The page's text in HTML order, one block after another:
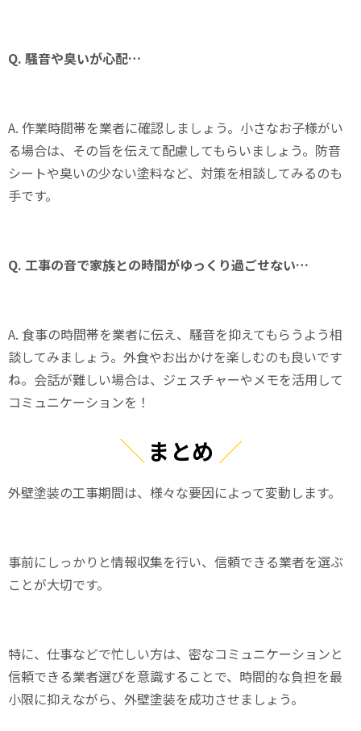
Q. 騒音や臭いが心配…
A. 作業時間帯を業者に確認しましょう。小さなお子様がい
る場合は、その旨を伝えて配慮してもらいましょう。防音
シートや臭いの少ない塗料など、対策を相談してみるのも
手です。
Q. 工事の音で家族との時間がゆっくり過ごせない…
A. 食事の時間帯を業者に伝え、騒音を抑えてもらうよう相
談してみましょう。外食やお出かけを楽しむのも良いです
ね。会話が難しい場合は、ジェスチャーやメモを活用して
コミュニケーションを！
まとめ
外壁塗装の工事期間は、様々な要因によって変動します。
事前にしっかりと情報収集を行い、信頼できる業者を選ぶ
ことが大切です。
特に、仕事などで忙しい方は、密なコミュニケーションと
信頼できる業者選びを意識することで、時間的な負担を最
小限に抑えながら、外壁塗装を成功させましょう。